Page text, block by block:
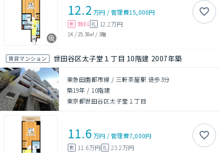
12.2 万円 /管理費15,000円
敷 無料 礼 12.2万円
1K / 25.38㎡ / 3階
賃貸マンション 世田谷区太子堂１丁目 10階建 2007年築
東急田園都市線 / 三軒茶屋駅 徒歩3分
築19年 / 10階建
東京都世田谷区太子堂１丁目
11.6 万円 /管理費7,000円
敷 11.6万円 礼 23.2万円